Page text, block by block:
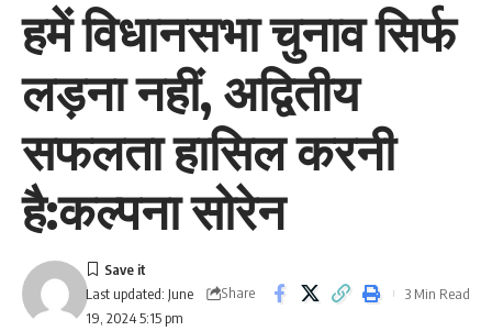
हमें विधानसभा चुनाव सिर्फ
लड़ना नहीं, अद्वितीय
सफलता हासिल करनी
है:कल्पना सोरेन
Last updated: June
19, 2024 5:15 pm
Share 3 Min Read